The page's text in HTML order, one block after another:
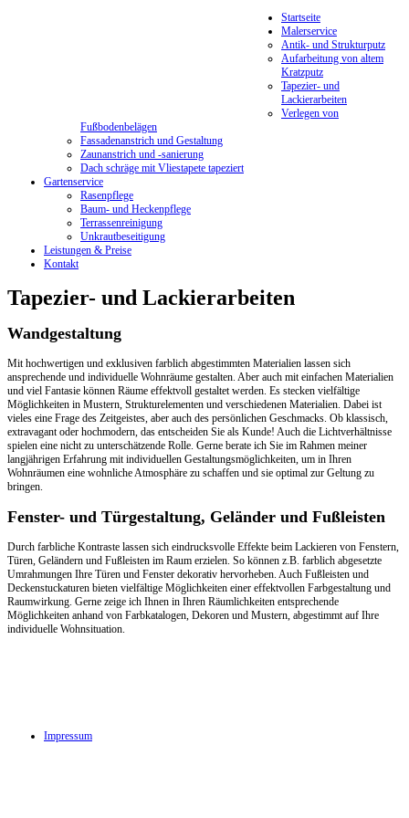
Startseite
Malerservice
Antik- und Strukturputz
Aufarbeitung von altem
Kratzputz
Tapezier- und
Lackierarbeiten
Verlegen von
Fußbodenbelägen
Fassadenanstrich und Gestaltung
Zaunanstrich und -sanierung
Dach schräge mit Vliestapete tapeziert
Gartenservice
Rasenpflege
Baum- und Heckenpflege
Terrassenreinigung
Unkrautbeseitigung
Leistungen & Preise
Kontakt
Tapezier- und Lackierarbeiten
Wandgestaltung
Mit hochwertigen und exklusiven farblich abgestimmten Materialien lassen sich
ansprechende und individuelle Wohnräume gestalten. Aber auch mit einfachen Materialien
und viel Fantasie können Räume effektvoll gestaltet werden. Es stecken vielfältige
Möglichkeiten in Mustern, Strukturelementen und verschiedenen Materialien. Dabei ist
vieles eine Frage des Zeitgeistes, aber auch des persönlichen Geschmacks. Ob klassisch,
extravagant oder hochmodern, das entscheiden Sie als Kunde! Auch die Lichtverhältnisse
spielen eine nicht zu unterschätzende Rolle. Gerne berate ich Sie im Rahmen meiner
langjährigen Erfahrung mit individuellen Gestaltungsmöglichkeiten, um in Ihren
Wohnräumen eine wohnliche Atmosphäre zu schaffen und sie optimal zur Geltung zu
bringen.
Fenster- und Türgestaltung, Geländer und Fußleisten
Durch farbliche Kontraste lassen sich eindrucksvolle Effekte beim Lackieren von Fenstern,
Türen, Geländern und Fußleisten im Raum erzielen. So können z.B. farblich abgesetzte
Umrahmungen Ihre Türen und Fenster dekorativ hervorheben. Auch Fußleisten und
Deckenstuckaturen bieten vielfältige Möglichkeiten einer effektvollen Farbgestaltung und
Raumwirkung. Gerne zeige ich Ihnen in Ihren Räumlichkeiten entsprechende
Möglichkeiten anhand von Farbkatalogen, Dekoren und Mustern, abgestimmt auf Ihre
individuelle Wohnsituation.
Impressum